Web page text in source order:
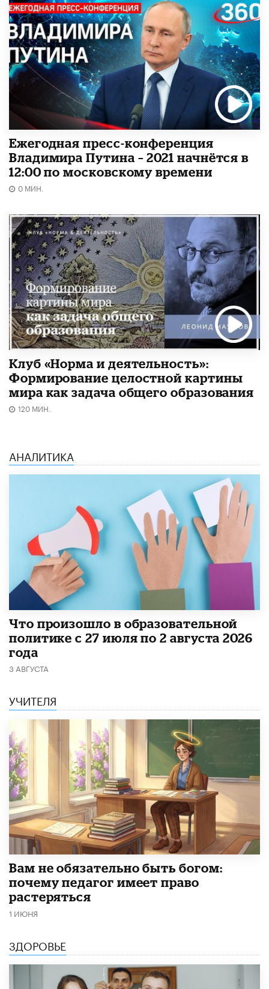
Ежегодная пресс-конференция
Владимира Путина – 2021 начнётся в
12:00 по московскому времени
0 МИН.
Клуб «Норма и деятельность»:
Формирование целостной картины
мира как задача общего образования
120 МИН.
АНАЛИТИКА
​Что произошло в образовательной
политике с 27 июля по 2 августа 2026
года
3 АВГУСТА
УЧИТЕЛЯ
​Вам не обязательно быть богом:
почему педагог имеет право
растеряться
1 ИЮНЯ
ЗДОРОВЬЕ